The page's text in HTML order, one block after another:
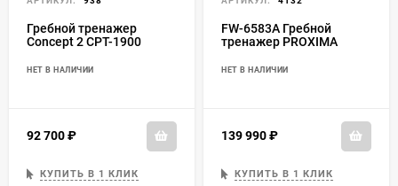
Гребной тренажер
Concept 2 CPT-1900
НЕТ В НАЛИЧИИ
92 700
КУПИТЬ В 1 КЛИК
FW-6583A Гребной
тренажер PROXIMA
НЕТ В НАЛИЧИИ
139 990
КУПИТЬ В 1 КЛИК